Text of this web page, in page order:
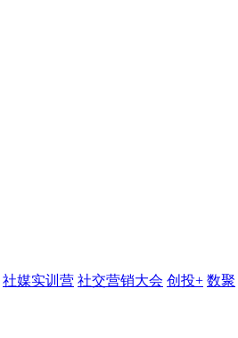
社媒实训营 社交营销大会 创投+ 数聚